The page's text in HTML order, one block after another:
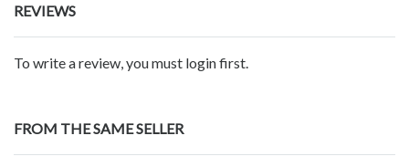
REVIEWS
To write a review, you must login first.
FROM THE SAME SELLER